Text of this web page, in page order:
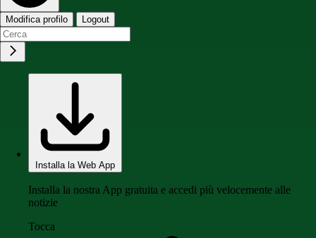
Modifica profilo Logout
Installa la Web App
Installa la nostra App gratuita e accedi più velocemente alle
notizie
Tocca